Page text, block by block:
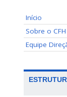
Início
Sobre o CFH
Equipe